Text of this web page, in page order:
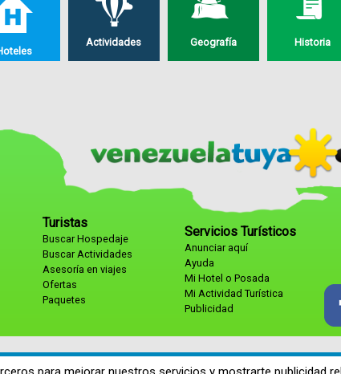
Actividades Geografía Historia
Turistas
Buscar Hospedaje
Buscar Actividades
Asesoría en viajes
Ofertas
Paquetes
Servicios Turísticos
Anunciar aquí
Ayuda
Mi Hotel o Posada
Mi Actividad Turística
Publicidad